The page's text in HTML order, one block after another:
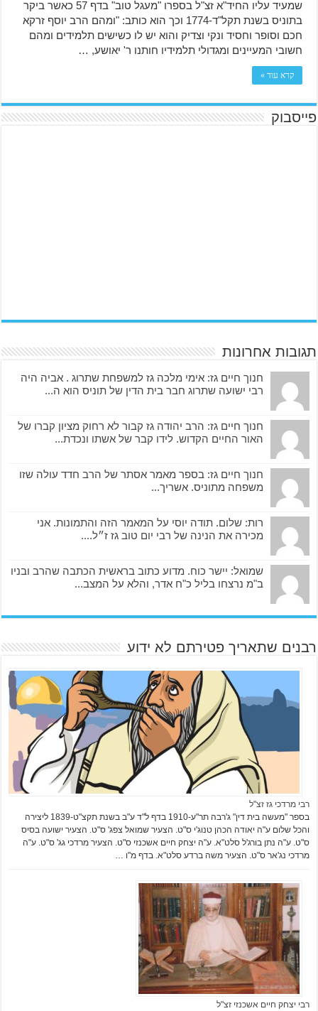
שמעיד עליו החיד"א זצ"ל בספרו "מעגל טוב" בדף 57 כאשר ביקר
בתוניס בשנת תקל"ד-1774 וכך הוא כותב: "ומהם הרב יוסף זרקא
חכם וסופר וחסיד ונקי וצדיק והוא יש לו כשישים תלמידים ומהם
חשובי המעיינים ומגדולי תלמידיו חותנו ר' יאושע, …
קרא עוד »
פייסבוק
תגובות אחרונות
חנוך חיים גז: אימי מלכה גז למשפחת שתרוג . אביה היה
רבי ישועה שתרוג חבר בית הדין של תוניס הוא ה...
חנוך חיים גז: הרב יהודה גז קבור לא רחוק מציון קברו של
האור החיים הקדוש. לידו קבר של אשתו ונכדת...
חנוך חיים גז: בספר מאמר אסתר של הרב חדד עולה שזו
משפחה מתוניס. אשריך...
רות: שלום. תודה יוסי על המאמר הזה והתמונות. אני
מכירה את הנינה של רבי יום טוב גז ז״ל....
שמואל: יישר כוח. מדוע כתוב בראשית הכתבה שהרב ובניו
ב"מ נרצחו בליל כ"ח אדר, והלא על המצב...
רבנים שתאריך פטירתם לא ידוע
רבי מרדכי גז זצ"ל
בספר "מעשה בית דין" ג'רבה תר"ע-1910 בדף ל"ד ע"ב בשנת תקצ"ט-1839 ליצירה
והכל שלום ע"ה יאודה הכהן טנוג'י ס"ט. הצעיר שמואל צפג' ס"ט. הצעיר ישועה בסיס
ס"ט. ע"ה נתן בורג'ל סלט"א. ע"ה יצחק חיים אשכנזי ס"ט. הצעיר מרדכי גג' ס"ט. ע"ה
מרדכי נג'אר ס"ט. הצעיר משה ברדע סלט"א. בדף מ"ו …
רבי יצחק חיים אשכנזי זצ"ל